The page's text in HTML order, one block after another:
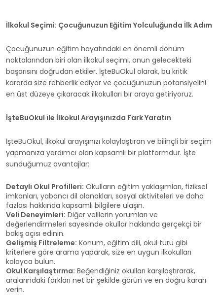
İlkokul Seçimi: Çocuğunuzun Eğitim Yolculuğunda İlk Adım
Çocuğunuzun eğitim hayatındaki en önemli dönüm
noktalarından biri olan ilkokul seçimi, onun gelecekteki
başarısını doğrudan etkiler. İşteBuOkul olarak, bu kritik
kararda size rehberlik ediyor ve çocuğunuzun potansiyelini
en üst düzeye çıkaracak ilkokulları bir araya getiriyoruz.
İşteBuOkul ile İlkokul Arayışınızda Fark Yaratın
İşteBuOkul, ilkokul arayışınızı kolaylaştıran ve bilinçli bir seçim
yapmanıza yardımcı olan kapsamlı bir platformdur. İşte
sunduğumuz avantajlar:
Detaylı Okul Profilleri: Okulların eğitim yaklaşımları, fiziksel
imkanları, yabancı dil olanakları, sosyal aktiviteleri ve daha
fazlası hakkında kapsamlı bilgilere ulaşın.
Veli Deneyimleri: Diğer velilerin yorumları ve
değerlendirmeleri sayesinde okullar hakkında gerçekçi bir
bakış açısı edinin.
Gelişmiş Filtreleme: Konum, eğitim dili, okul türü gibi
kriterlere göre arama yaparak, size en uygun ilkokulları
kolayca bulun.
Okul Karşılaştırma: Beğendiğiniz okulları karşılaştırarak,
aralarındaki farkları net bir şekilde görün ve en doğru kararı
verin.